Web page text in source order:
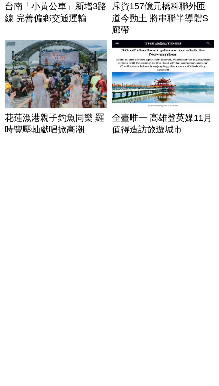
台南「小黃公車」新增3路
線 完善偏鄉交通運輸
斥資157億元橋科聯外匝
道今動土 將串聯半導體S
廊帶
花蓮漁港親子釣魚同樂 羅
時豐壓軸獻唱掀高潮
全臺唯一 高雄登英媒11月
值得造訪旅遊城市